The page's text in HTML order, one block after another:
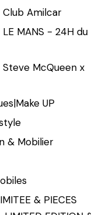
Amilcar
MANS - 24H du
McQueen x
UP
& Mobilier
& PIECES